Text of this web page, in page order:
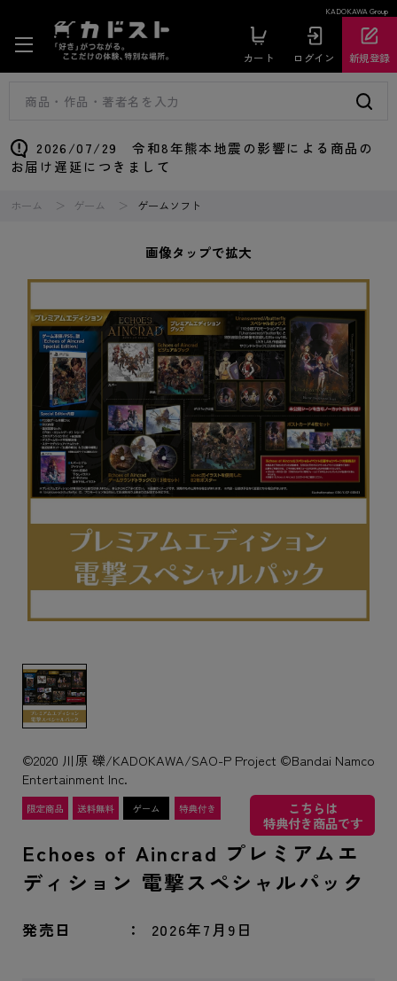
KADOKAWA Group
カート ログイン 新規登録
2026/07/29 令和8年熊本地震の影響による商品の
お届け遅延につきまして
ホーム ゲーム ゲームソフト
画像タップで拡大
©2020 川原 礫/KADOKAWA/SAO-P Project ©Bandai Namco
Entertainment Inc.
こちらは
特典付き商品です
Echoes of Aincrad プレミアムエ
ディション 電撃スペシャルパック
発売日 2026年7月9日